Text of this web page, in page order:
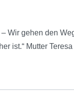
Wir gehen den
ist.“ Mutter Teresa